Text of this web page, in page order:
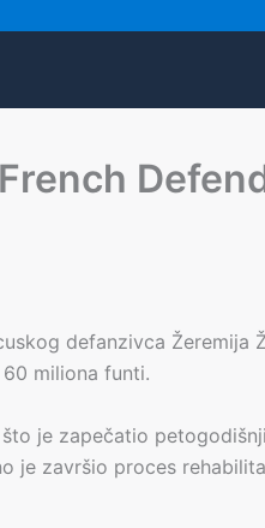
defanzivca Žeremija
miliona funti.
je zapečatio
je završio proces